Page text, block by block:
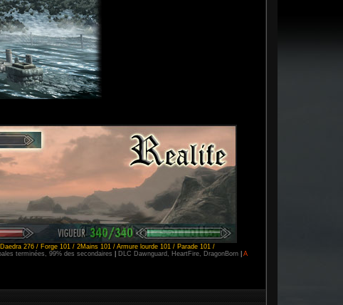
276 / Forge 101 / 2Mains 101 / Armure lourde 101 / Parade 101 /
terminées, 99% des secondaires DLC Dawnguard, HeartFire, DragonBorn
A